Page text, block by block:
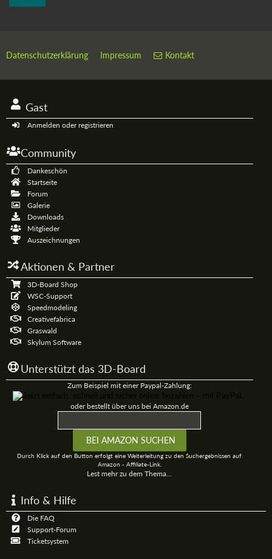
Datenschutzerklärung Impressum Kontakt
Gast
Anmelden oder registrieren
Community
Dankeschön
Startseite
Forum
Galerie
Downloads
Mitglieder
Auszeichnungen
Aktionen & Partner
3D-Board Shop
WSC-Support
Speedmodeling
Creativefabrica
Graswald
Skylum Software
Unterstützt das 3D-Board
Zum Beispiel mit einer Paypal-Zahlung:
oder bestellt über uns bei Amazon.de
Durch Klick auf den Button erfolgt eine Weiterleitung zu den Suchergebnissen auf
Amazon - Affiliate-Link.
Lest mehr zu dem Thema...
Info & Hilfe
Die FAQ
Support-Forum
Ticketsystem